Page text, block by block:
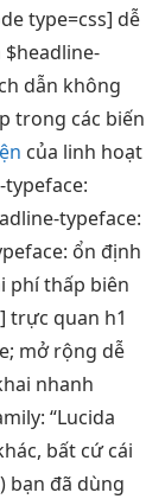
type=css] dễ
$headline-
dẫn không
trong các biến
của linh hoạt
typeface:
ổn định
phí thấp biên
trực quan h1
mở rộng dễ
nhanh
“Lucida
bất cứ cái
bạn đã dùng